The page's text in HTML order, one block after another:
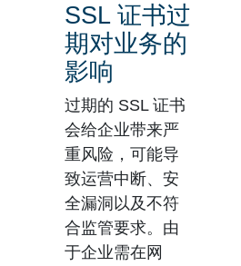
SSL 证书过
期对业务的
影响
过期的 SSL 证书
会给企业带来严
重风险，可能导
致运营中断、安
全漏洞以及不符
合监管要求。由
于企业需在网